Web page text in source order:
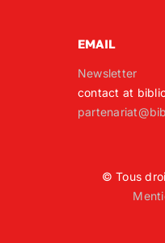
EMAIL
Newsletter
contact at
© Tous